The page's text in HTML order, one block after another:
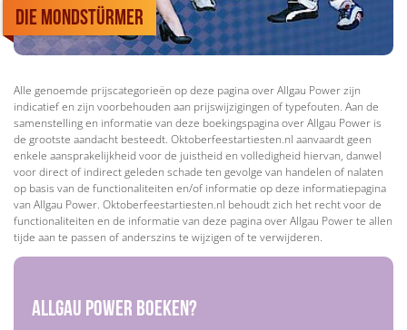
Die Mondstürmer
Alle genoemde prijscategorieën op deze pagina over Allgau Power zijn
indicatief en zijn voorbehouden aan prijswijzigingen of typefouten. Aan de
samenstelling en informatie van deze boekingspagina over Allgau Power is
de grootste aandacht besteedt. Oktoberfeestartiesten.nl aanvaardt geen
enkele aansprakelijkheid voor de juistheid en volledigheid hiervan, danwel
voor direct of indirect geleden schade ten gevolge van handelen of nalaten
op basis van de functionaliteiten en/of informatie op deze informatiepagina
van Allgau Power. Oktoberfeestartiesten.nl behoudt zich het recht voor de
functionaliteiten en de informatie van deze pagina over Allgau Power te allen
tijde aan te passen of anderszins te wijzigen of te verwijderen.
Allgau Power boeken?